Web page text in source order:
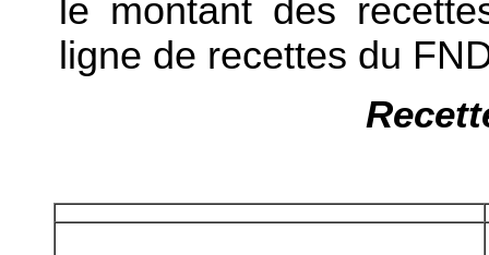
le montant des
ligne de recettes du